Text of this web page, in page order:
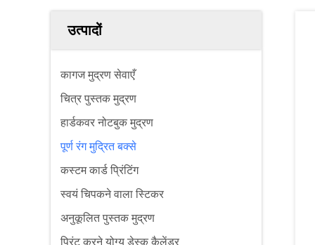
उत्पादों
कागज मुद्रण सेवाएँ
चित्र पुस्तक मुद्रण
हार्डकवर नोटबुक मुद्रण
पूर्ण रंग मुद्रित बक्से
कस्टम कार्ड प्रिंटिंग
स्वयं चिपकने वाला स्टिकर
अनुकूलित पुस्तक मुद्रण
प्रिंट करने योग्य डेस्क कैलेंडर